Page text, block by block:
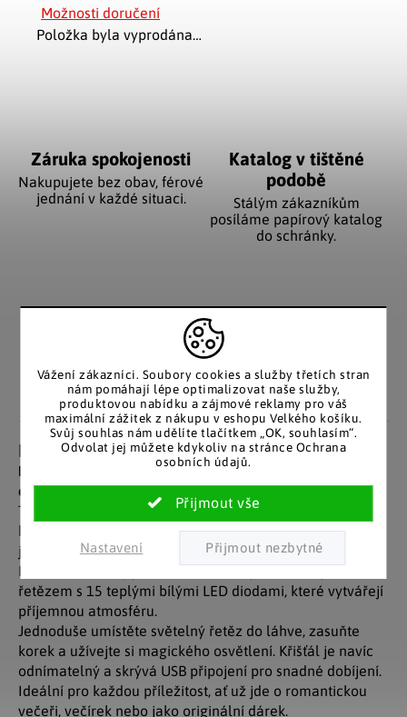
Vážení zákazníci. Soubory cookies a služby třetích stran
nám pomáhají lépe optimalizovat naše služby,
produktovou nabídku a zájmové reklamy pro váš
maximální zážitek z nákupu v eshopu Velkého košíku.
Svůj souhlas nám udělíte tlačítkem „OK, souhlasím“.
Odvolat jej můžete kdykoliv na stránce Ochrana
osobních údajů.
Nastavení
Možnosti doručení
Položka byla vyprodána…
Záruka spokojenosti
Nakupujete bez obav, férové
jednání v každé situaci.
Katalog v tištěné
podobě
Stálým zákazníkům
posíláme papírový katalog
do schránky.
Za desítky let na trhu jsme
nasbírali stovky tisíc
spokojených zákazníků.
Z českých skladů pro české
zákazníky. Značkové zboží
se zárukou původu.
Detailní popis produktu
Proměňte své prázdné skleněné láhve v úchvatné
dekorace pomocí zářivých LED zátek!
Tato sada tří dobíjecích světel s jedinečným plastovým
krystalem měnícím barvy okamžitě přidá kouzlo
jakémukoliv prostoru.
Každé světlo se pyšní 140 cm dlouhým světelným
řetězem s 15 teplými bílými LED diodami, které vytvářejí
příjemnou atmosféru.
Jednoduše umístěte světelný řetěz do láhve, zasuňte
korek a užívejte si magického osvětlení. Křišťál je navíc
odnímatelný a skrývá USB připojení pro snadné dobíjení.
Ideální pro každou příležitost, ať už jde o romantickou
večeři, večírek nebo jako originální dárek.